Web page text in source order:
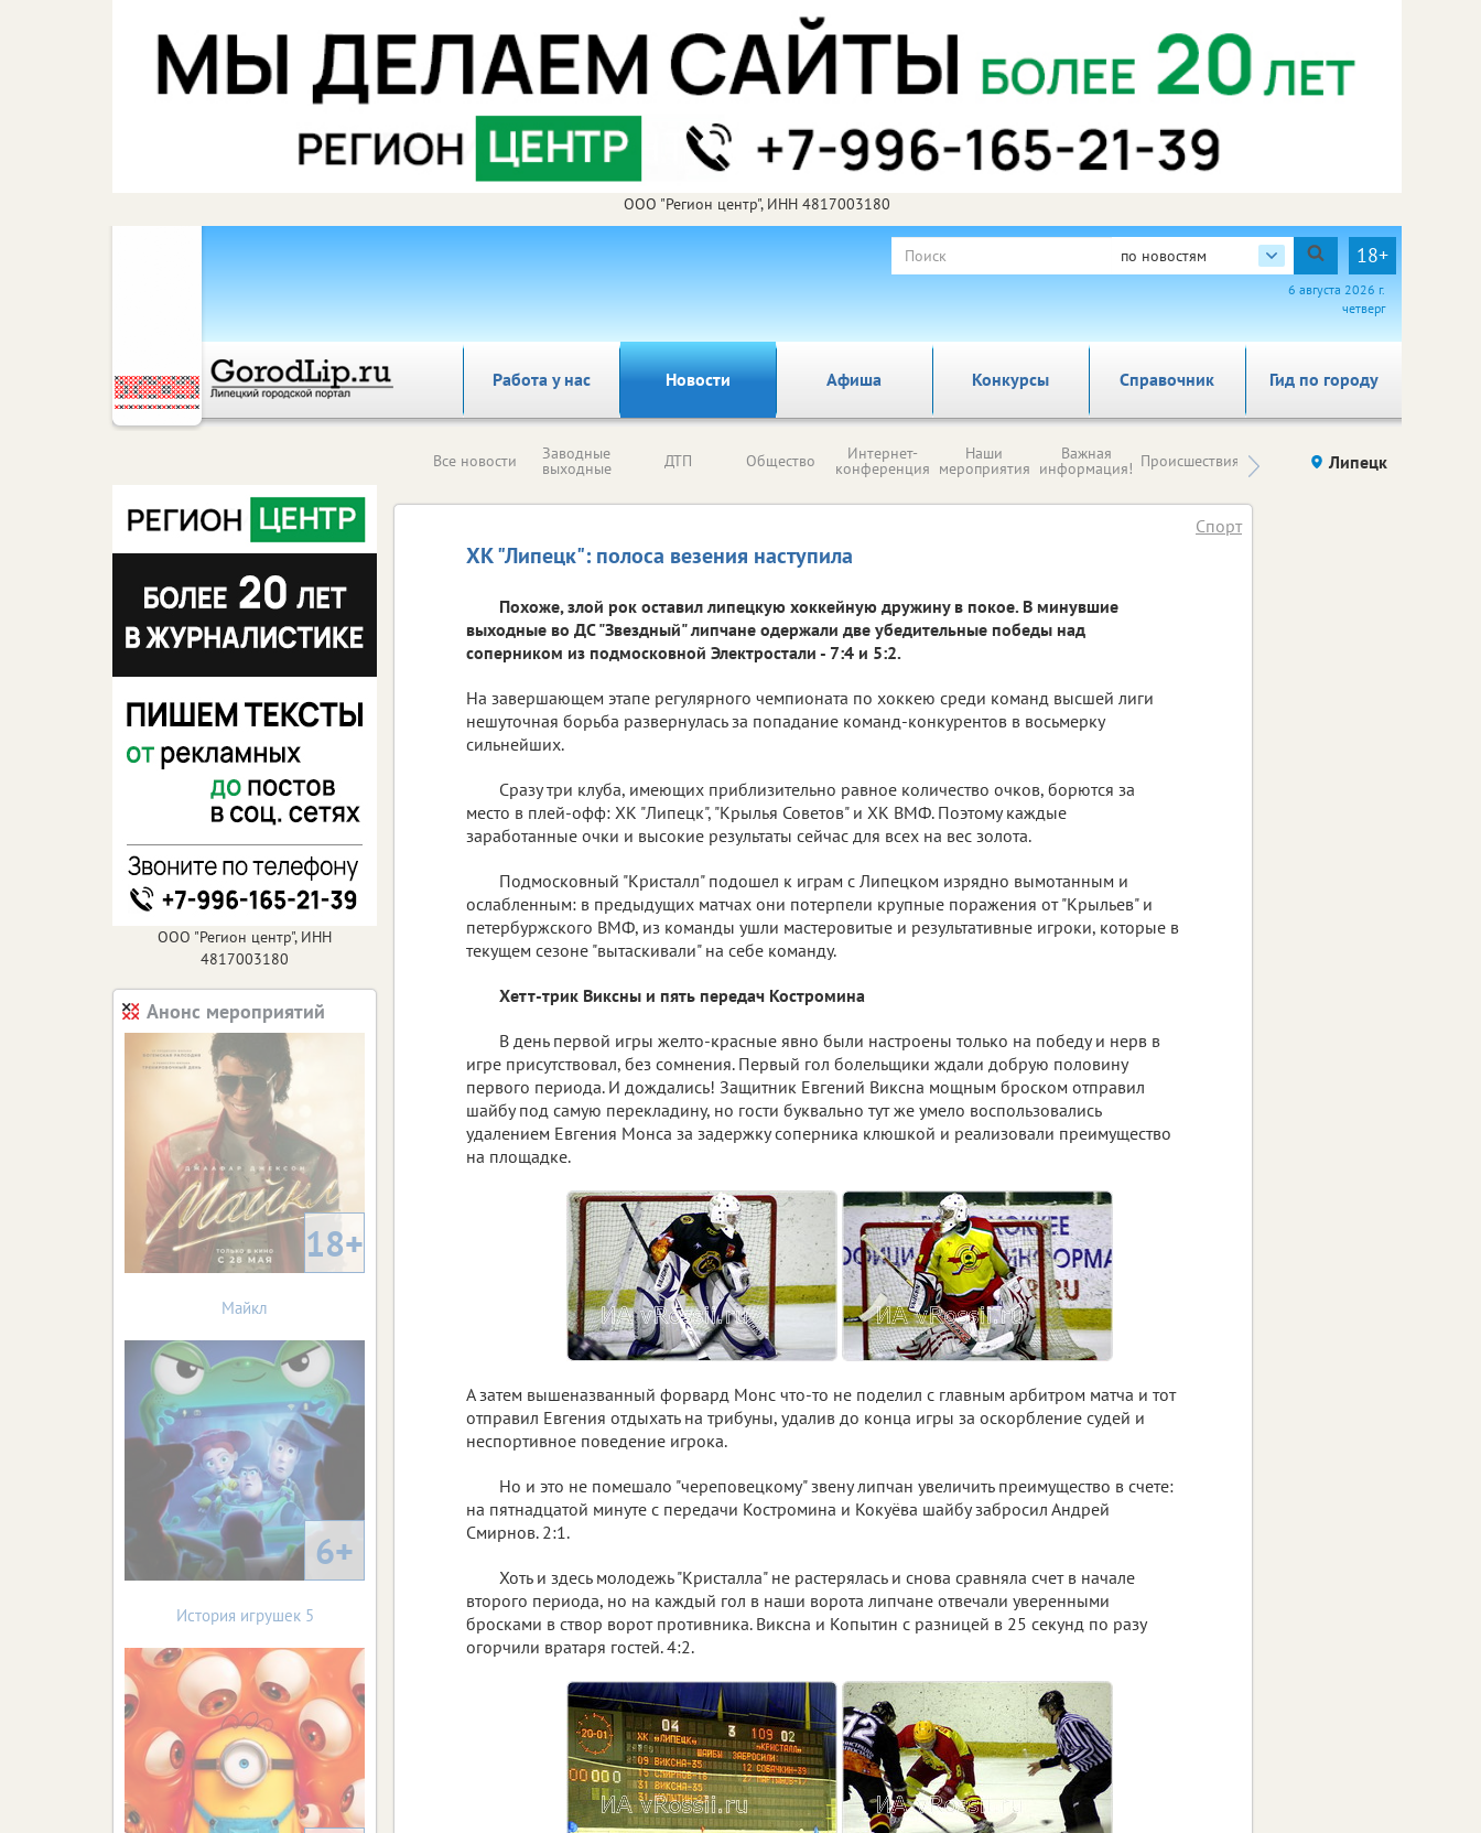
ООО "Регион центр", ИНН 4817003180
по новостям 18+
6 августа 2026 г.
четверг
Работа у нас Новости Афиша Справочник Гид по городу
Конкурсы
Все новости Заводные
выходные ДТП Общество Интернет-
конференция
Наши
мероприятия
Важная
информация! Происшествия Здоровье компаний (на
правах
Липецк
ХК "Липецк": полоса везения наступила
Спорт
Похоже, злой рок оставил липецкую хоккейную дружину в покое. В минувшие
выходные во ДС "Звездный" липчане одержали две убедительные победы над
соперником из подмосковной Электростали - 7:4 и 5:2.
На завершающем этапе регулярного чемпионата по хоккею среди команд высшей лиги
нешуточная борьба развернулась за попадание команд-конкурентов в восьмерку
сильнейших.
Сразу три клуба, имеющих приблизительно равное количество очков, борются за
место в плей-офф: ХК "Липецк", "Крылья Советов" и ХК ВМФ. Поэтому каждые
заработанные очки и высокие результаты сейчас для всех на вес золота.
Подмосковный "Кристалл" подошел к играм с Липецком изрядно вымотанным и
ослабленным: в предыдущих матчах они потерпели крупные поражения от "Крыльев" и
петербуржского ВМФ, из команды ушли мастеровитые и результативные игроки, которые в
текущем сезоне "вытаскивали" на себе команду.
Хетт-трик Виксны и пять передач Костромина
В день первой игры желто-красные явно были настроены только на победу и нерв в
игре присутствовал, без сомнения. Первый гол болельщики ждали добрую половину
первого периода. И дождались! Защитник Евгений Виксна мощным броском отправил
шайбу под самую перекладину, но гости буквально тут же умело воспользовались
удалением Евгения Монса за задержку соперника клюшкой и реализовали преимущество
на площадке.
А затем вышеназванный форвард Монс что-то не поделил с главным арбитром матча и тот
отправил Евгения отдыхать на трибуны, удалив до конца игры за оскорбление судей и
неспортивное поведение игрока.
Но и это не помешало "череповецкому" звену липчан увеличить преимущество в счете:
на пятнадцатой минуте с передачи Костромина и Кокуёва шайбу забросил Андрей
Смирнов. 2:1.
Хоть и здесь молодежь "Кристалла" не растерялась и снова сравняла счет в начале
второго периода, но на каждый гол в наши ворота липчане отвечали уверенными
бросками в створ ворот противника. Виксна и Копытин с разницей в 25 секунд по разу
огорчили вратаря гостей. 4:2.
ООО "Регион центр", ИНН
4817003180
Анонс мероприятий
18+
Майкл
6+
История игрушек 5